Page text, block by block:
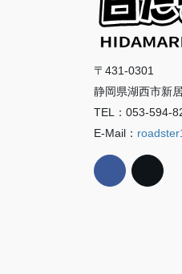
〒431-0301
静岡県湖西市新
TEL：053-594-
E-Mail：